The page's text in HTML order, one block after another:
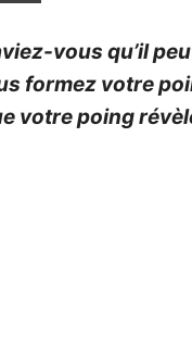
vous qu’il
formez votre
votre poing